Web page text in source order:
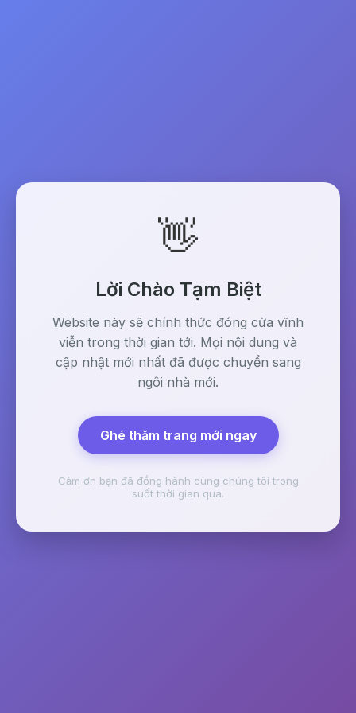
👋
Lời Chào Tạm Biệt
Website này sẽ chính thức đóng cửa vĩnh
viễn trong thời gian tới. Mọi nội dung và
cập nhật mới nhất đã được chuyển sang
ngôi nhà mới.
Ghé thăm trang mới ngay
Cảm ơn bạn đã đồng hành cùng chúng tôi trong
suốt thời gian qua.